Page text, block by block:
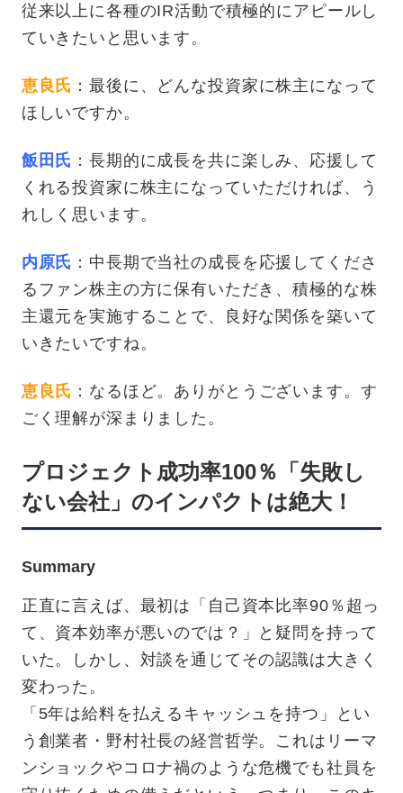
従来以上に各種のIR活動で積極的にアピールし
ていきたいと思います。
恵良氏 ：最後に、どんな投資家に株主になって
ほしいですか。
飯田氏 ：長期的に成長を共に楽しみ、応援して
くれる投資家に株主になっていただければ、う
れしく思います。
内原氏 ：中長期で当社の成長を応援してくださ
るファン株主の方に保有いただき、積極的な株
主還元を実施することで、良好な関係を築いて
いきたいですね。
恵良氏 ：なるほど。ありがとうございます。す
ごく理解が深まりました。
プロジェクト成功率100％「失敗し
ない会社」のインパクトは絶大！
Summary
正直に言えば、最初は「自己資本比率90％超っ
て、資本効率が悪いのでは？」と疑問を持って
いた。しかし、対談を通じてその認識は大きく
変わった。
「5年は給料を払えるキャッシュを持つ」とい
う創業者・野村社長の経営哲学。これはリーマ
ンショックやコロナ禍のような危機でも社員を